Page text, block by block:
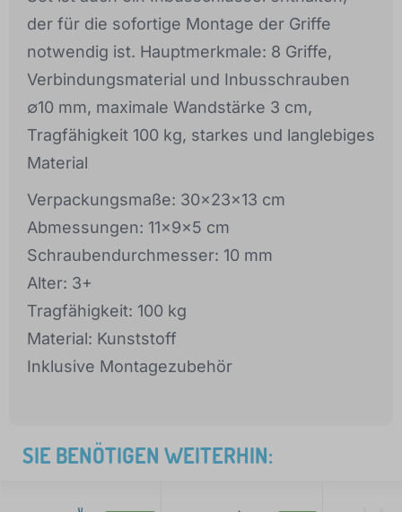
der für die sofortige Montage der Griffe
notwendig ist. Hauptmerkmale: 8 Griffe,
Verbindungsmaterial und Inbusschrauben
∅10 mm, maximale Wandstärke 3 cm,
Tragfähigkeit 100 kg, starkes und langlebiges
Material
Verpackungsmaße: 30x23x13 cm
Abmessungen: 11x9x5 cm
Schraubendurchmesser: 10 mm
Alter: 3+
Tragfähigkeit: 100 kg
Material: Kunststoff
Inklusive Montagezubehör
SIE BENÖTIGEN WEITERHIN: